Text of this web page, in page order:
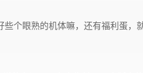
个眼熟的机体嘛，还有福利蛋，